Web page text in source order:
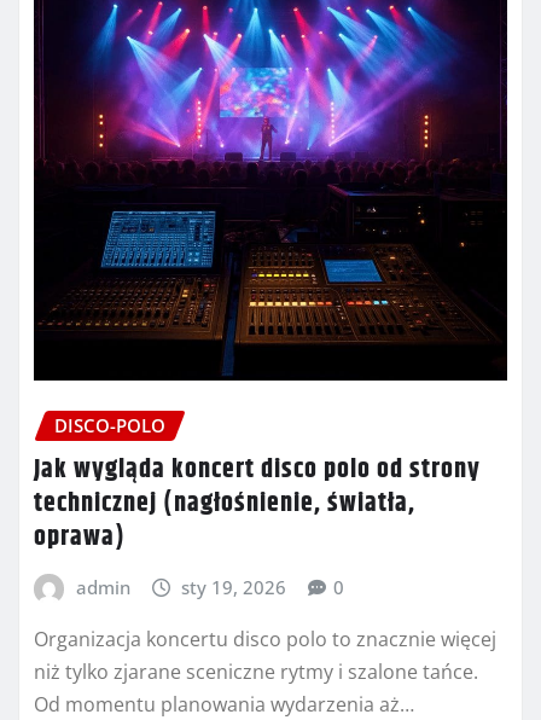
DISCO-POLO
Jak wygląda koncert disco polo od strony
technicznej (nagłośnienie, światła,
oprawa)
admin sty 19, 2026 0
Organizacja koncertu disco polo to znacznie więcej
niż tylko zjarane sceniczne rytmy i szalone tańce.
Od momentu planowania wydarzenia aż…